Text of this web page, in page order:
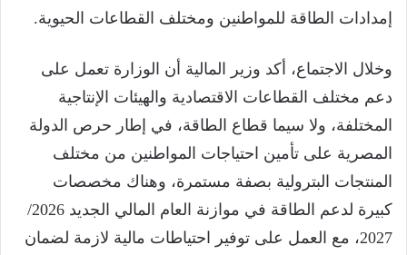
إمدادات الطاقة للمواطنين ومختلف القطاعات الحيوية.
وخلال الاجتماع، أكد وزير المالية أن الوزارة تعمل على
دعم مختلف القطاعات الاقتصادية والهيئات الإنتاجية
المختلفة، ولا سيما قطاع الطاقة، في إطار حرص الدولة
المصرية على تأمين احتياجات المواطنين من مختلف
المنتجات البترولية بصفة مستمرة، وهناك مخصصات
كبيرة لدعم الطاقة في موازنة العام المالي الجديد 2026/
2027، مع العمل على توفير احتياطات مالية لازمة لضمان